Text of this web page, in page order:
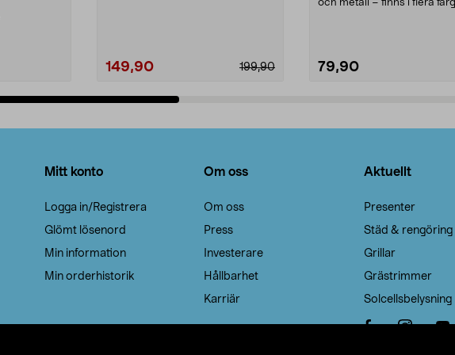
199,90
149,90
och metall – finns i flera
79,90
Mitt konto
Logga in/Registrera
Glömt lösenord
Min information
Min orderhistorik
Om oss
Om oss
Press
Investerare
Hållbarhet
Karriär
Aktuellt
Presenter
Städ & rengöring
Grillar
Grästrimmer
Solcellsbelysning